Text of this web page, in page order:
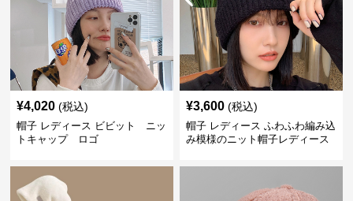
¥4,020 (税込)
帽子 レディース ビビット ニッ
トキャップ ロゴ
¥3,600 (税込)
帽子 レディース ふわふわ編み込
み模様のニット帽子レディース